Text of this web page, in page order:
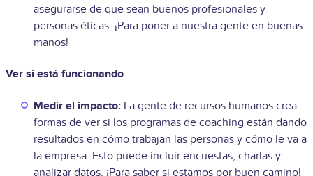
asegurarse de que sean buenos profesionales y
personas éticas. ¡Para poner a nuestra gente en buenas
manos!
Ver si está funcionando
Medir el impacto: La gente de recursos humanos crea
formas de ver si los programas de coaching están dando
resultados en cómo trabajan las personas y cómo le va a
la empresa. Esto puede incluir encuestas, charlas y
analizar datos. ¡Para saber si estamos por buen camino!